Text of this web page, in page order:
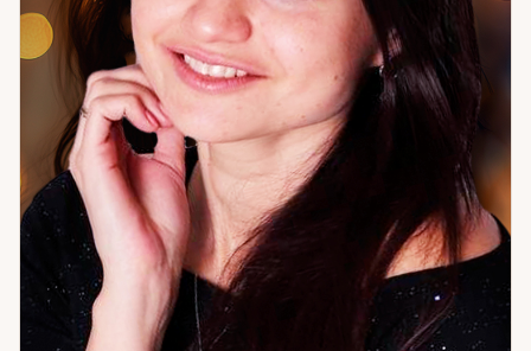
Это не предсказания. Это работа с причинами. Если вы
хотите разобраться в ситуации и найти путь вперёд —
приходите.